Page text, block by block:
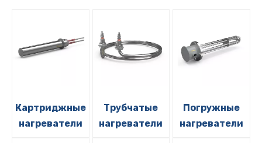
Картриджные
нагреватели
Трубчатые
нагреватели
Погружные
нагреватели